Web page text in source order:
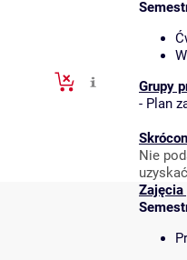
Grupy
- Plan
Nie
Zajęcia